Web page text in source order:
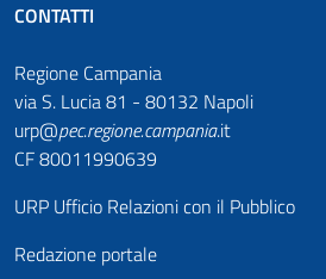
CONTATTI
Regione Campania
via S. Lucia 81 - 80132 Napoli
urp@pec.regione.campania.it
CF 80011990639
URP Ufficio Relazioni con il Pubblico
Redazione portale